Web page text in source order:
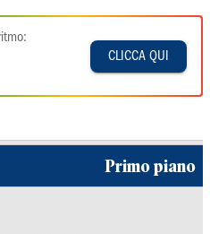
CLICCA QUI
Primo piano